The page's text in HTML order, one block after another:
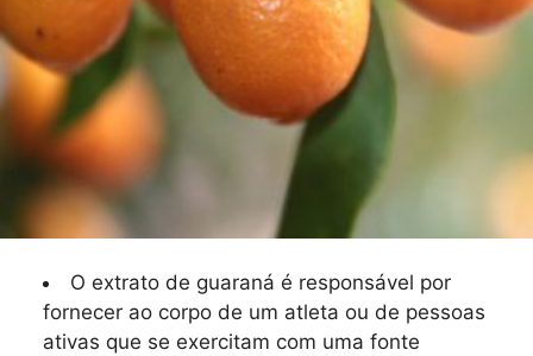
O extrato de guaraná é responsável por
fornecer ao corpo de um atleta ou de pessoas
ativas que se exercitam com uma fonte